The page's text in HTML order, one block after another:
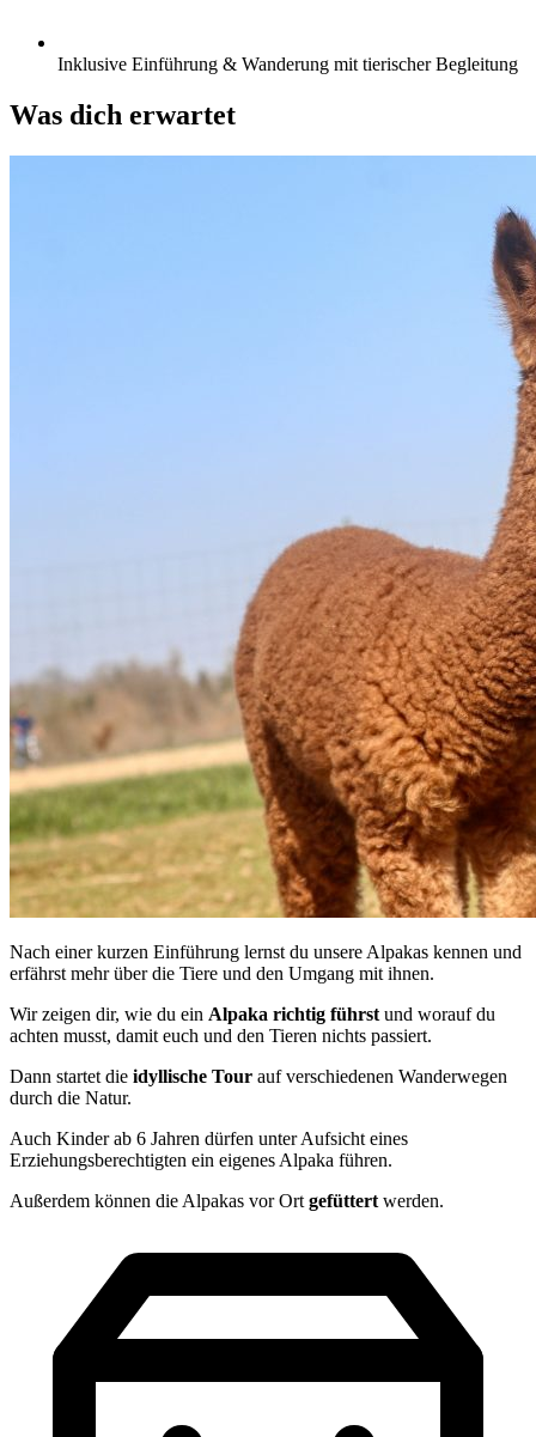
Inklusive Einführung & Wanderung mit tierischer Begleitung
Was dich erwartet
Nach einer kurzen Einführung lernst du unsere Alpakas kennen und
erfährst mehr über die Tiere und den Umgang mit ihnen.
Wir zeigen dir, wie du ein Alpaka richtig führst und worauf du
achten musst, damit euch und den Tieren nichts passiert.
Dann startet die idyllische Tour auf verschiedenen Wanderwegen
durch die Natur.
Auch Kinder ab 6 Jahren dürfen unter Aufsicht eines
Erziehungsberechtigten ein eigenes Alpaka führen.
Außerdem können die Alpakas vor Ort gefüttert werden.